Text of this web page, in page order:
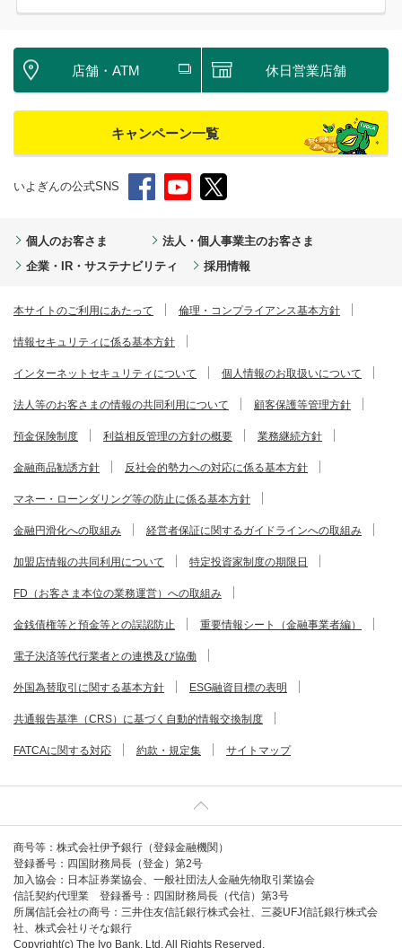
店舗・ATM 休日営業店舗
キャンペーン一覧
いよぎんの公式SNS
個人のお客さま
法人・個人事業主のお客さま
企業・IR・サステナビリティ
採用情報
本サイトのご利用にあたって 倫理・コンプライアンス基本方針
情報セキュリティに係る基本方針
インターネットセキュリティについて 個人情報のお取扱いについて
法人等のお客さまの情報の共同利用について 顧客保護等管理方針
預金保険制度 利益相反管理の方針の概要 業務継続方針
金融商品勧誘方針 反社会的勢力への対応に係る基本方針
マネー・ローンダリング等の防止に係る基本方針
金融円滑化への取組み 経営者保証に関するガイドラインへの取組み
加盟店情報の共同利用について 特定投資家制度の期限日
FD（お客さま本位の業務運営）への取組み
金銭債権等と預金等との誤認防止 重要情報シート（金融事業者編）
電子決済等代行業者との連携及び協働
外国為替取引に関する基本方針 ESG融資目標の表明
共通報告基準（CRS）に基づく自動的情報交換制度
FATCAに関する対応 約款・規定集 サイトマップ
商号等：株式会社伊予銀行（登録金融機関）
登録番号：四国財務局長（登金）第2号
加入協会：日本証券業協会、一般社団法人金融先物取引業協会
信託契約代理業 登録番号：四国財務局長（代信）第3号
所属信託会社の商号：三井住友信託銀行株式会社、三菱UFJ信託銀行株式会
社、株式会社りそな銀行
Copyright(c) The Iyo Bank, Ltd. All Rights Reserved.